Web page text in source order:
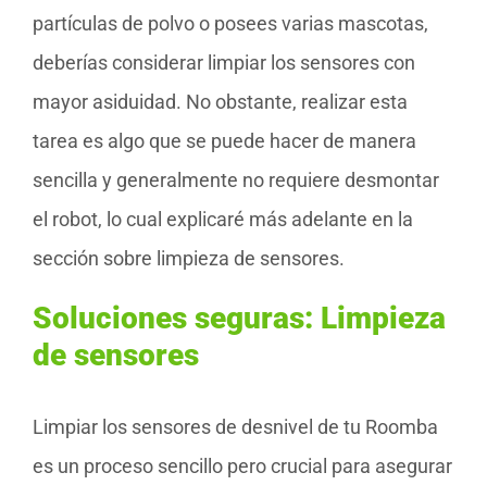
partículas de polvo o posees varias mascotas,
deberías considerar limpiar los sensores con
mayor asiduidad. No obstante, realizar esta
tarea es algo que se puede hacer de manera
sencilla y generalmente no requiere desmontar
el robot, lo cual explicaré más adelante en la
sección sobre limpieza de sensores.
Soluciones seguras: Limpieza
de sensores
Limpiar los sensores de desnivel de tu Roomba
es un proceso sencillo pero crucial para asegurar